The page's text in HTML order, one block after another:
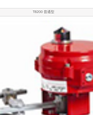
T8200 普通型